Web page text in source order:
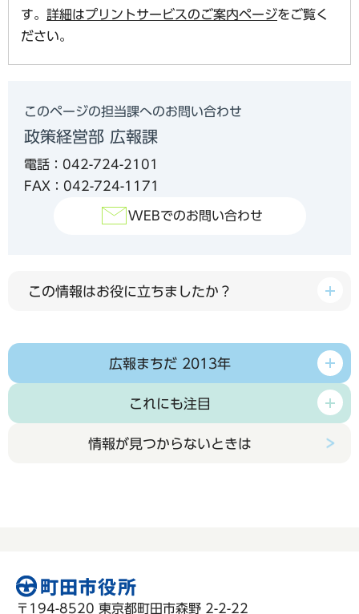
す。 詳細はプリントサービスのご案内ページをご覧く
ださい。
このページの担当課へのお問い合わせ
政策経営部 広報課
電話：042-724-2101
FAX：042-724-1171
WEBでのお問い合わせ
この情報はお役に立ちましたか？
広報まちだ 2013年
これにも注目
情報が見つからないときは
〒194-8520 東京都町田市森野 2-2-22